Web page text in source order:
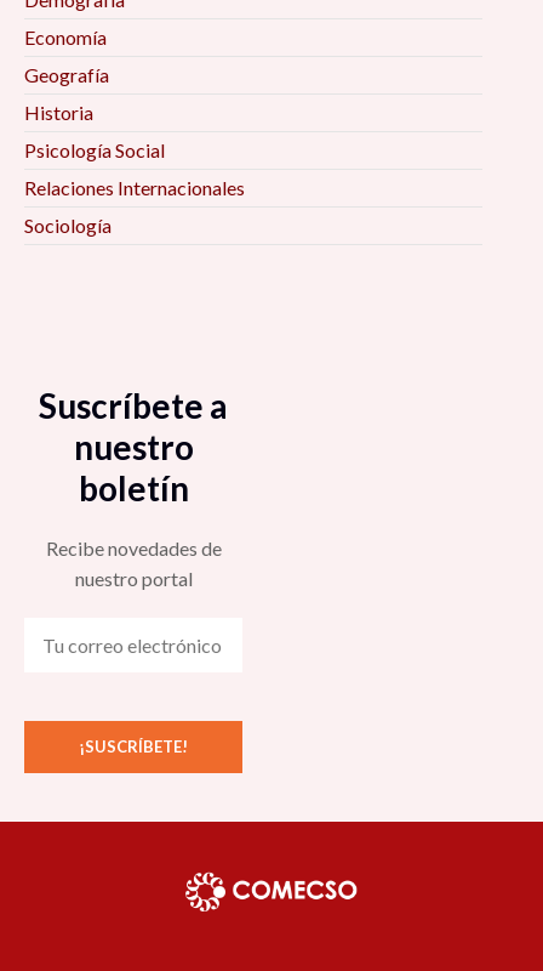
Economía
Geografía
Historia
Psicología Social
Relaciones Internacionales
Sociología
Suscríbete a
nuestro
boletín
Recibe novedades de
nuestro portal